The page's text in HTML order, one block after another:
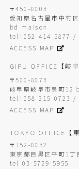
〒450-0003
愛知県名古屋市中村
bd maison
tel：052-414-5877 /
ACCESS MAP
GIFU OFFICE 【岐
〒500-8073
岐阜県岐阜市泉町
tel：058-215-0723 /
ACCESS MAP
TOKYO OFFICE 【
〒152-0032
東京都目黒区平町1
tel 03-5729-5955